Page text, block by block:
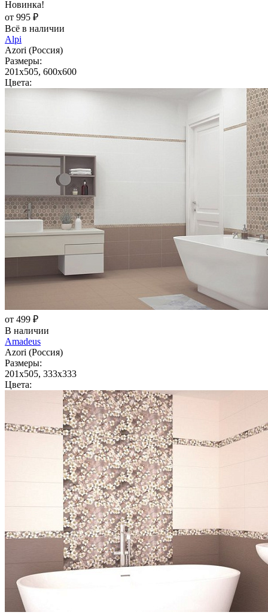
Новинка!
от 995 ₽
Всё в наличии
Alpi
Azori (Россия)
Размеры:
201x505, 600x600
Цвета:
от 499 ₽
В наличии
Amadeus
Azori (Россия)
Размеры:
201x505, 333x333
Цвета: